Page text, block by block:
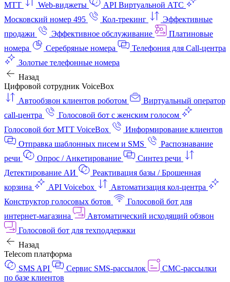
МТТ
Web-виджеты
API Виртуальной АТС
Московский номер 495
Кол-трекинг
Эффективные
продажи
Эффективное обслуживание
Платиновые
номера
Серебряные номера
Телефония для Call-центра
Золотые телефонные номера
Назад
Цифровой сотрудник VoiceBox
Автообзвон клиентов роботом
Виртуальный оператор
call-центра
Голосовой бот с женским голосом
Голосовой бот МТТ VoiceBox
Информирование клиентов
Отправка шаблонных писем и SMS
Распознавание
речи
Опрос / Анкетирование
Синтез речи
Детектирование АИ
Реактивация базы / Брошенная
корзина
API Voicebox
Автоматизация кол‑центра
Конструктор голосовых ботов
Голосовой бот для
интернет‑магазина
Автоматический исходящий обзвон
Голосовой бот для техподдержки
Назад
Telecom платформа
SMS API
Сервис SMS-рассылок
СМС-рассылки
по базе клиентов